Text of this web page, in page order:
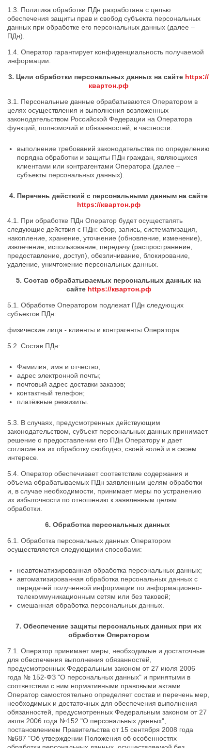
1.3. Политика обработки ПДн разработана с целью
обеспечения защиты прав и свобод субъекта персональных
данных при обработке его персональных данных (далее –
ПДн).
1.4. Оператор гарантирует конфиденциальность получаемой
информации.
3. Цели обработки персональных данных на сайте https://
квартон.рф
3.1. Персональные данные обрабатываются Оператором в
целях осуществления и выполнения возложенных
законодательством Российской Федерации на Оператора
функций, полномочий и обязанностей, в частности:
выполнение требований законодательства по определению
порядка обработки и защиты ПДн граждан, являющихся
клиентами или контрагентами Оператора (далее –
субъекты персональных данных).
4. Перечень действий с персональными данным на сайте
https://квартон.рф
4.1. При обработке ПДн Оператор будет осуществлять
следующие действия с ПДн: сбор, запись, систематизация,
накопление, хранение, уточнение (обновление, изменение),
извлечение, использование, передачу (распространение,
предоставление, доступ), обезличивание, блокирование,
удаление, уничтожение персональных данных.
5. Состав обрабатываемых персональных данных на
сайте https://квартон.рф
5.1. Обработке Оператором подлежат ПДн следующих
субъектов ПДн:
физические лица - клиенты и контрагенты Оператора.
5.2. Состав ПДн:
Фамилия, имя и отчество;
адрес электронной почты;
почтовый адрес доставки заказов;
контактный телефон;
платёжные реквизиты.
5.3. В случаях, предусмотренных действующим
законодательством, субъект персональных данных принимает
решение о предоставлении его ПДн Оператору и дает
согласие на их обработку свободно, своей волей и в своем
интересе.
5.4. Оператор обеспечивает соответствие содержания и
объема обрабатываемых ПДн заявленным целям обработки
и, в случае необходимости, принимает меры по устранению
их избыточности по отношению к заявленным целям
обработки.
6. Обработка персональных данных
6.1. Обработка персональных данных Оператором
осуществляется следующими способами:
неавтоматизированная обработка персональных данных;
автоматизированная обработка персональных данных с
передачей полученной информации по информационно-
телекоммуникационным сетям или без таковой;
смешанная обработка персональных данных.
7. Обеспечение защиты персональных данных при их
обработке Оператором
7.1. Оператор принимает меры, необходимые и достаточные
для обеспечения выполнения обязанностей,
предусмотренных Федеральным законом от 27 июля 2006
года № 152-ФЗ "О персональных данных" и принятыми в
соответствии с ним нормативными правовыми актами.
Оператор самостоятельно определяет состав и перечень мер,
необходимых и достаточных для обеспечения выполнения
обязанностей, предусмотренных Федеральным законом от 27
июля 2006 года №152 "О персональных данных",
постановлением Правительства от 15 сентября 2008 года
№687 "Об утверждении Положения об особенностях